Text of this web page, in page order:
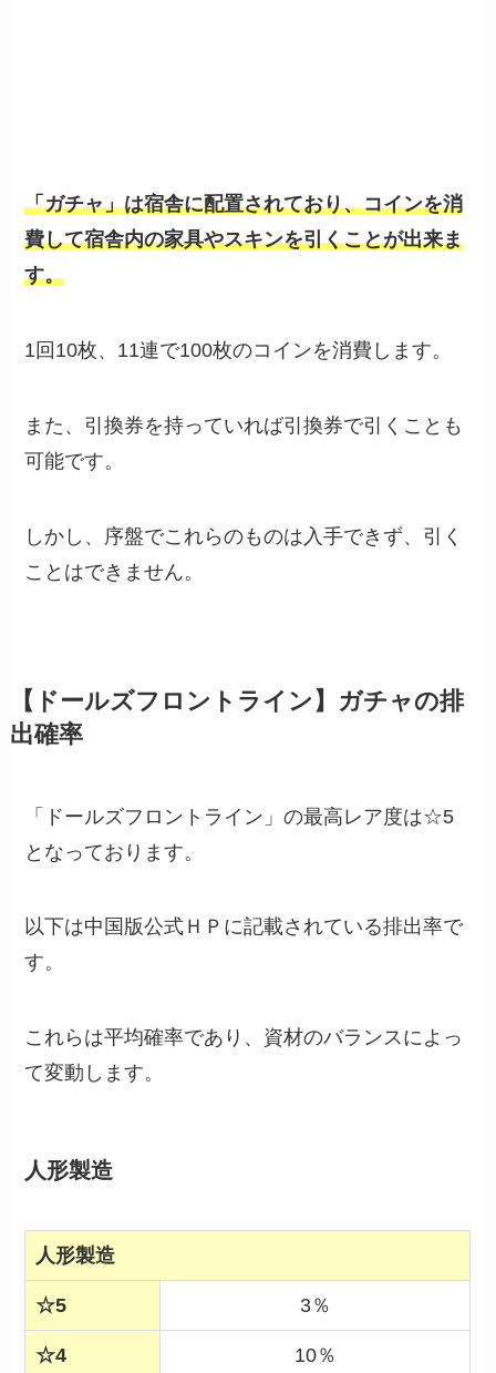
「ガチャ」は宿舎に配置されており、コインを消
費して宿舎内の家具やスキンを引くことが出来ま
す。
1回10枚、11連で100枚のコインを消費します。
また、引換券を持っていれば引換券で引くことも
可能です。
しかし、序盤でこれらのものは入手できず、引く
ことはできません。
【ドールズフロントライン】ガチャの排
出確率
「ドールズフロントライン」の最高レア度は☆5
となっております。
以下は中国版公式ＨＰに記載されている排出率で
す。
これらは平均確率であり、資材のバランスによっ
て変動します。
人形製造
人形製造
☆5 3％
☆4 10％